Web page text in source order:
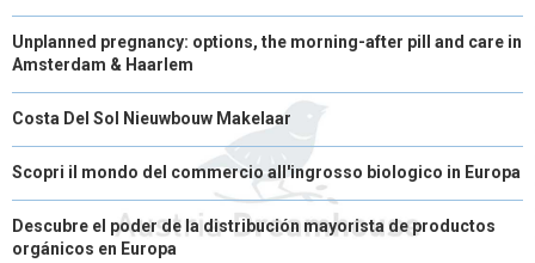
Unplanned pregnancy: options, the morning-after pill and care in
Amsterdam & Haarlem
Costa Del Sol Nieuwbouw Makelaar
Scopri il mondo del commercio all'ingrosso biologico in Europa
Descubre el poder de la distribución mayorista de productos
orgánicos en Europa